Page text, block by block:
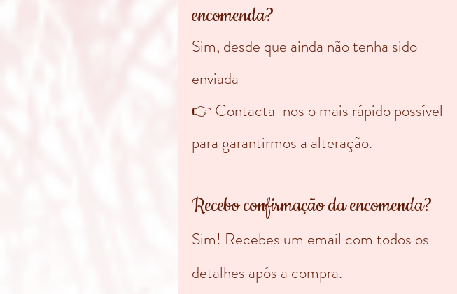
encomenda?
Sim, desde que ainda não tenha sido
enviada
👉 Contacta-nos o mais rápido possível
para garantirmos a alteração.
Recebo confirmação da encomenda?
Sim! Recebes um email com todos os
detalhes após a compra.